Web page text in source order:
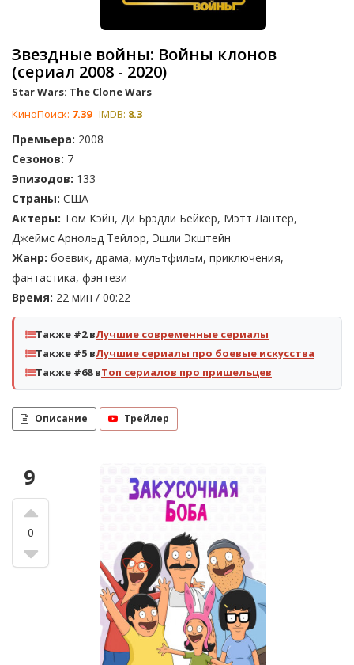
Звездные войны: Войны клонов
(сериал 2008 - 2020)
Star Wars: The Clone Wars
КиноПоиск: 7.39 IMDB: 8.3
Премьера: 2008
Сезонов: 7
Эпизодов: 133
Страны: США
Актеры: Том Кэйн, Ди Брэдли Бейкер, Мэтт Лантер,
Джеймс Арнольд Тейлор, Эшли Экштейн
Жанр: боевик, драма, мультфильм, приключения,
фантастика, фэнтези
Время: 22 мин / 00:22
Также #2 вЛучшие современные сериалы
Также #5 вЛучшие сериалы про боевые искусства
Также #68 вТоп сериалов про пришельцев
Описание Трейлер
9
0